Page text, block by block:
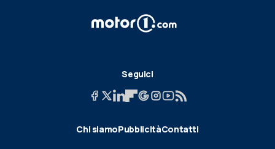
Seguici
Chi siamoPubblicitàContatti